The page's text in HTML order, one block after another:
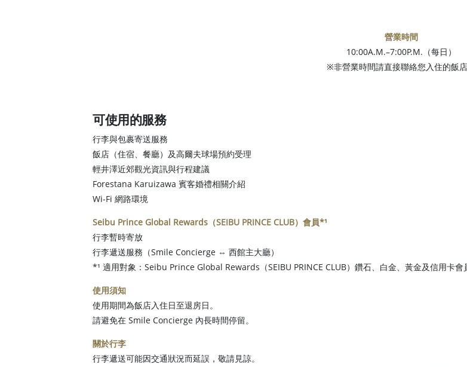
營業時間
10:00A.M.–7:00P.M.（每日）
※非營業時間請直接聯絡您入住的飯店
可使用的服務
行李與包裹寄送服務
飯店（住宿、餐廳）及高爾夫球場預約受理
輕井澤近郊觀光資訊與行程建議
Forestana Karuizawa 賓客婚禮相關介紹
Wi-Fi 網路環境
Seibu Prince Global Rewards（SEIBU PRINCE CLUB）會員*¹
行李暫時寄放
行李遞送服務（Smile Concierge ⇔ 西館主大廳）
*¹ 適用對象：Seibu Prince Global Rewards（SEIBU PRINCE CLUB）鑽石、白金、黃金及信用卡會
使用須知
使用期間為飯店入住日至退房日。
請避免在 Smile Concierge 內長時間停留。
關於行李
行李遞送可能因交通狀況而延誤，敬請見諒。